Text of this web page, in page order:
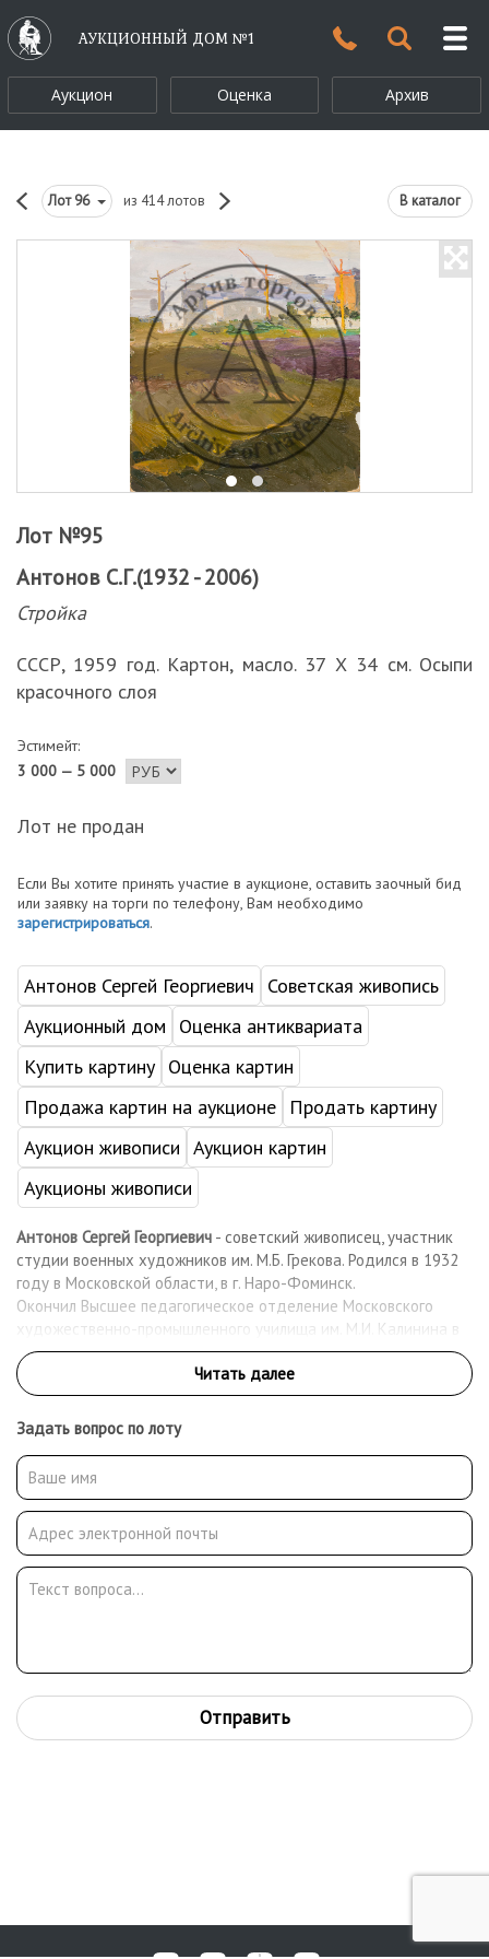
АУКЦИОННЫЙ ДОМ №1
Аукцион Оценка Архив
Лот96 из 414 лотов В каталог
Лот №95
Антонов С.Г.(1932 - 2006)
Стройка
СССР, 1959 год. Картон, масло. 37 Х 34 см. Осыпи
красочного слоя
Эстимейт:
3 000 — 5 000
Лот не продан
Если Вы хотите принять участие в аукционе, оставить заочный бид
или заявку на торги по телефону, Вам необходимо
зарегистрироваться.
Антонов Сергей Георгиевич
Советская живопись
Аукционный дом
Оценка антиквариата
Купить картину Оценка картин
Продажа картин на аукционе
Продать картину
Аукцион живописи Аукцион картин
Аукционы живописи
Антонов Сергей Георгиевич - советский живописец, участник
студии военных художников им. М.Б. Грекова. Родился в 1932
году в Московской области, в г. Наро-Фоминск.
Окончил Высшее педагогическое отделение Московского
художественно-промышленного училища им. М.И. Калинина в
1956 году. С 1978 года был членом Союза художников, в 1985
году стал Заслуженным художником РСФСР. С 1960-х активно
участвовал в региональных и всесоюзных выставках.
Задать вопрос по лоту
Отправить